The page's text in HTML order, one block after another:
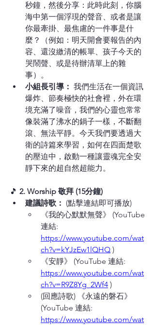
秒鐘，然後分享：此時此刻，你腦
海中第一個浮現的聲音、或者是讓
你最牽掛、最焦慮的一件事是什
麼？（例如：明天開會要報告的內
容、還沒繳清的帳單、孩子今天的
哭鬧聲、或是待辦清單上的雜
事）。
小組長引導： 我們生活在一個資訊
爆炸、節奏極快的社會裡，外在環
境充滿了噪音，我們的心靈也常常
像裝滿了沸水的鍋子一樣，不斷翻
滾、無法平靜。今天我們要透過大
衛的詩篇來學習，如何在四面楚歌
的壓迫中，啟動一種讓靈魂完全安
靜下來的超自然超能力。
🎵 2. Worship 敬拜 (15分鐘)
建議詩歌： (點擊連結即可播放)
《我的心默默無聲》 (YouTube
https://www.youtube.com/wat
ch?v=kYJzEw1lQHQ )
https://www.youtube.com/wat
ch?v=R9Z8Yg_2Wf4 )
(回應詩歌) 《永遠的磐石》
https://www.youtube.com/wat